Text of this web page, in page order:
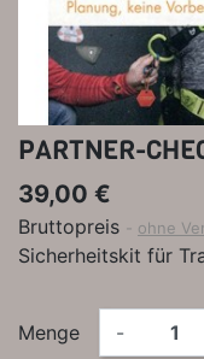
PARTNER-
39,00 €
Bruttopreis ohne
Sicherheitskit für
Menge -